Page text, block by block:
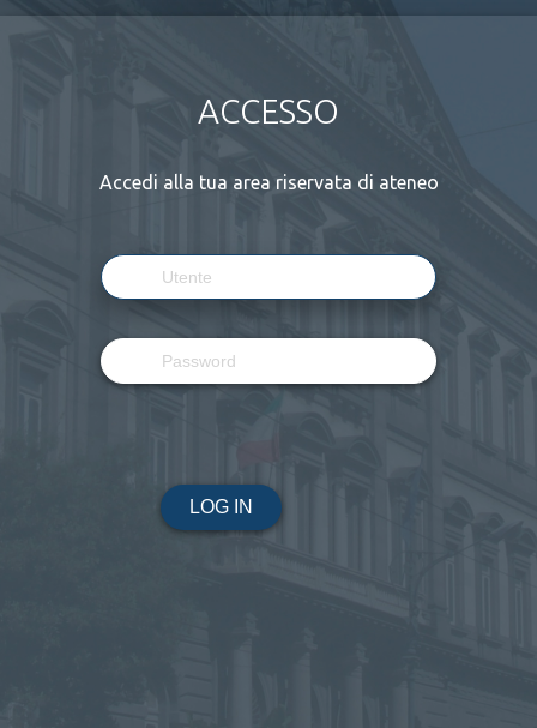
ACCESSO
Accedi alla tua area riservata di ateneo